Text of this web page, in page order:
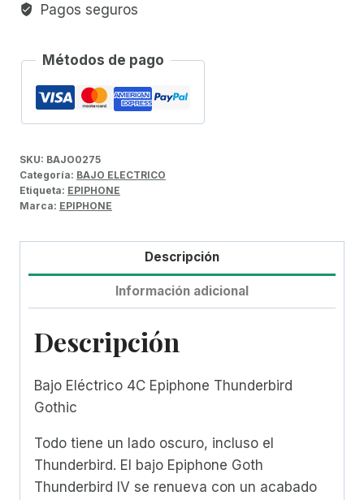
Pagos seguros
Métodos de pago
SKU: BAJO0275
Categoría: BAJO ELECTRICO
Etiqueta: EPIPHONE
Marca: EPIPHONE
Descripción
Información adicional
Descripción
Bajo Eléctrico 4C Epiphone Thunderbird
Gothic
Todo tiene un lado oscuro, incluso el
Thunderbird. El bajo Epiphone Goth
Thunderbird IV se renueva con un acabado